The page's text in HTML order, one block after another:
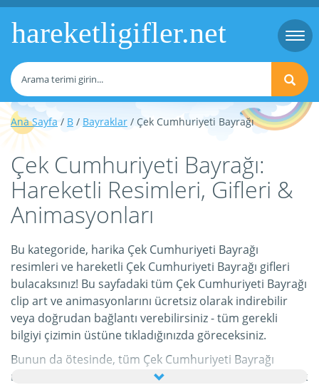
hareketligifler.net
Ana Sayfa/ B / Bayraklar / Çek Cumhuriyeti Bayrağı
Çek Cumhuriyeti Bayrağı:
Hareketli Resimleri, Gifleri &
Animasyonları
Bu kategoride, harika Çek Cumhuriyeti Bayrağı
resimleri ve hareketli Çek Cumhuriyeti Bayrağı gifleri
bulacaksınız! Bu sayfadaki tüm Çek Cumhuriyeti Bayrağı
clip art ve animasyonlarını ücretsiz olarak indirebilir
veya doğrudan bağlantı verebilirsiniz - tüm gerekli
bilgiyi çizimin üstüne tıkladığınızda göreceksiniz.
Bunun da ötesinde, tüm Çek Cumhuriyeti Bayrağı
resimlerini ailenize ve arkadaşlarınıza tebrik kartı olarak